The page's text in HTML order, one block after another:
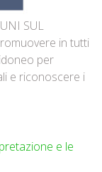
SUL
in tutti
per
e riconoscere i
e le